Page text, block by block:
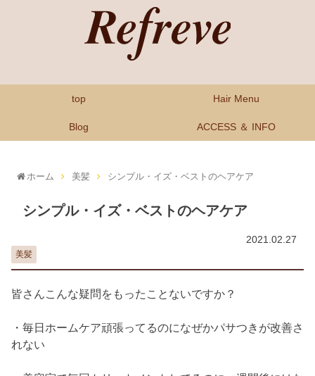
top Hair Menu
Blog ACCESS ＆ INFO
ホーム 美髪 シンプル・イズ・ベストのヘアケア
シンプル・イズ・ベストのヘアケア
2021.02.27
美髪
皆さんこんな疑問をもったことないですか？
・毎日ホームケア頑張ってるのになぜかパサつきが改善さ
れない